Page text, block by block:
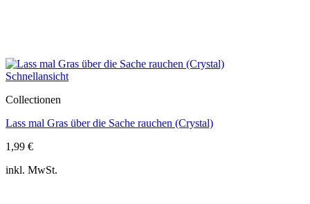
Schnellansicht
Collectionen
Lass mal Gras über die Sache rauchen (Crystal)
1,99 €
inkl. MwSt.